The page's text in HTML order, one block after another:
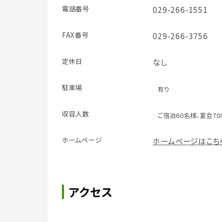
電話番号 029-266-1551
FAX番号 029-266-3756
定休日 なし
駐車場 有り
収容人数 ご宿泊60名様、宴会70
ホームページ ホームページはこち
アクセス